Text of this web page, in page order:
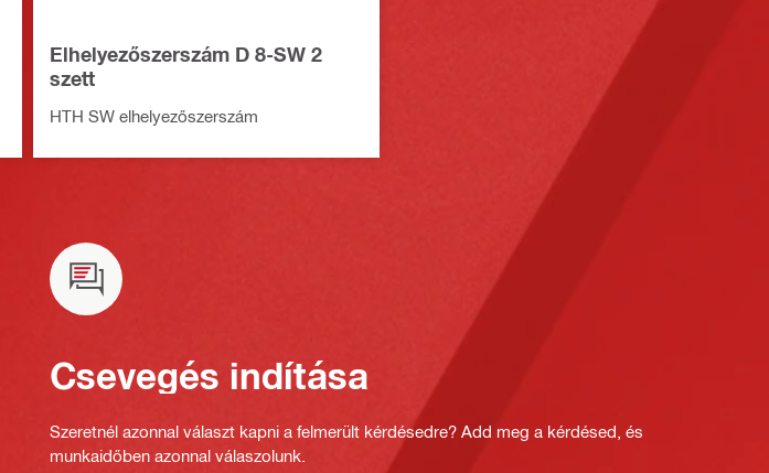
Elhelyezőszerszám D 8-SW 2
szett
HTH SW elhelyezőszerszám
Csevegés indítása
Szeretnél azonnal választ kapni a felmerült kérdésedre? Add meg a kérdésed, és
munkaidőben azonnal válaszolunk.